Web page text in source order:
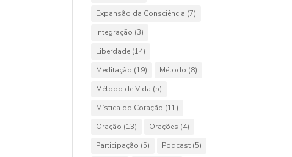
Expansão da Consciência (7)
Integração (3)
Liberdade (14)
Meditação (19) Método (8)
Método de Vida (5)
Mística do Coração (11)
Oração (13) Orações (4)
Participação (5) Podcast (5)